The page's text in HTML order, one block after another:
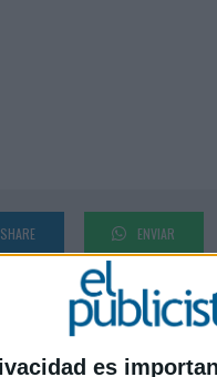
es
SAMSUNG ELECTRONICS IBERIA
SHARE ENVIAR